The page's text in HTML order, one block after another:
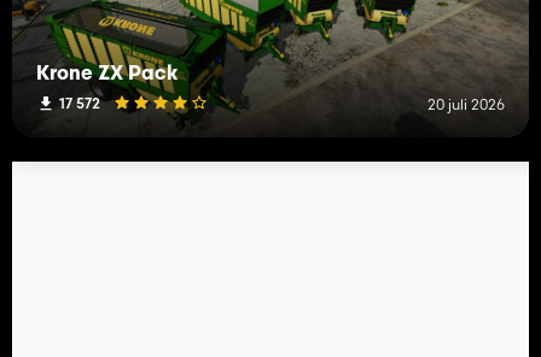
Krone ZX Pack
17 572 20 juli 2026